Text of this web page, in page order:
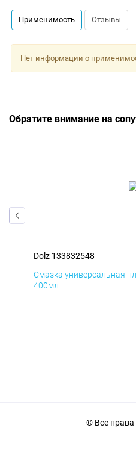
Применимость Отзывы
Нет информации о
Обратите внимание на
Dolz 133832548
Смазка универсальная
400мл
© Все